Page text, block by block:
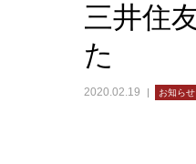
三井住
た
2020.02.19 お知らせ